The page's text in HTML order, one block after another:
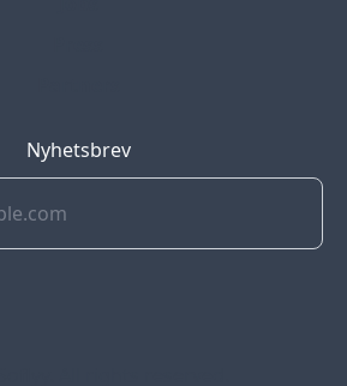
Nyhetsbrev